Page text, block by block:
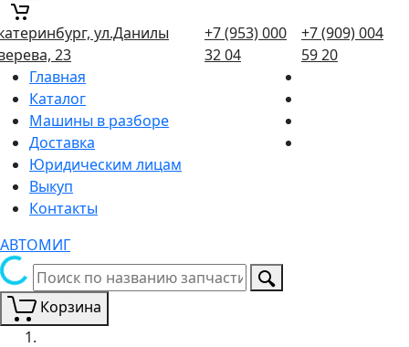
ул.Данилы
23
+7 (953) 000
32 04
+7 (909) 004
59 20
Главная
Каталог
Машины в разборе
Доставка
Юридическим лицам
Выкуп
Контакты
АВТОМИГ
Корзина